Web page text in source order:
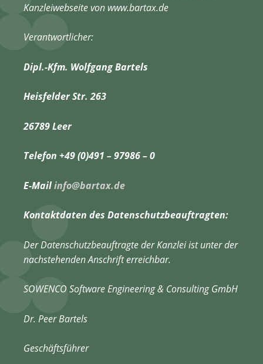
Kanzleiwebseite von www.bartax.de
Verantwortlicher:
Dipl.-Kfm. Wolfgang Bartels
Heisfelder Str. 263
26789 Leer
Telefon +49 (0)491 – 97986 – 0
E-Mailinfo@bartax.de
Kontaktdaten des Datenschutzbeauftragten:
Der Datenschutzbeauftragte der Kanzlei ist unter der
nachstehenden Anschrift erreichbar.
SOWENCO Software Engineering & Consulting GmbH
Dr. Peer Bartels
Geschäftsführer